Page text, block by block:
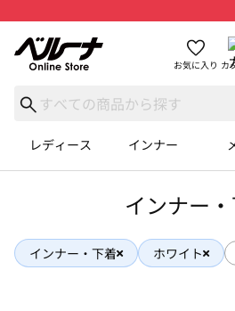
お気に入り カ
レディース インナー
インナー
インナー・下着 ホワイト